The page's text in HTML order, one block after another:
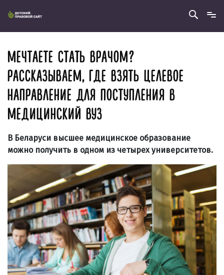
МЕЧТАЕТЕ СТАТЬ ВРАЧОМ?
РАССКАЗЫВАЕМ, ГДЕ ВЗЯТЬ ЦЕЛЕВОЕ
НАПРАВЛЕНИЕ ДЛЯ ПОСТУПЛЕНИЯ В
МЕДИЦИНСКИЙ ВУЗ
В Беларуси высшее медицинское образование
можно получить в одном из четырех университетов.